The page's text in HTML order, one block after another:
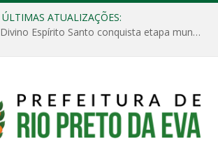
ÚLTIMAS ATUALIZAÇÕES:
Escola Municipal Divino Espírito Santo conquista etapa municipal da V Feira Amazonense de Matemática